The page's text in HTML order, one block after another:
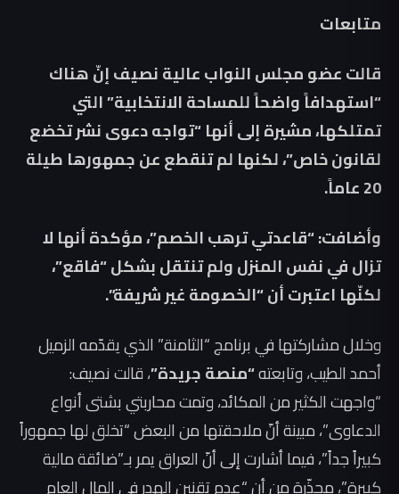
متابعات
قالت عضو مجلس النواب عالية نصيف إنّ هناك
“استهدافاً واضحاً للمساحة الانتخابية” التي
تمتلكها، مشيرة إلى أنها “تواجه دعوى نشر تخضع
لقانون خاص”، لكنها لم تنقطع عن جمهورها طيلة
20 عاماً.
وأضافت: “قاعدتي ترهب الخصم”، مؤكدة أنها لا
تزال في نفس المنزل ولم تنتقل بشكل “فاقع”،
لكنّها اعتبرت أن “الخصومة غير شريفة”.
وخلال مشاركتها في برنامج “الثامنة” الذي يقدّمه الزميل
أحمد الطيب، وتابعته“منصة جريدة”، قالت نصيف:
“واجهت الكثير من المكائد، وتمت محاربتي بشتى أنواع
الدعاوى”، مبينة أنّ ملاحقتها من البعض “تخلق لها جمهوراً
كبيراً جداً”، فيما أشارت إلى أنّ العراق يمر بـ”ضائقة مالية
كبيرة”، محذّرة من أن “عدم تقنين الهدر في المال العام